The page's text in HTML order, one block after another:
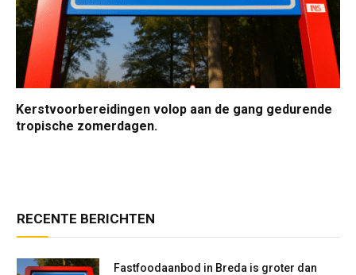
Kerstvoorbereidingen volop aan de gang gedurende
tropische zomerdagen.
RECENTE BERICHTEN
Fastfoodaanbod in Breda is groter dan